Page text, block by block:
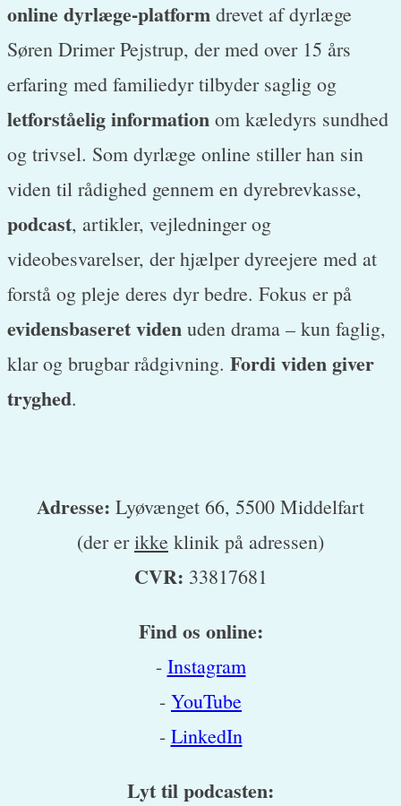
online dyrlæge-platform drevet af dyrlæge
Søren Drimer Pejstrup, der med over 15 års
erfaring med familiedyr tilbyder saglig og
letforståelig information om kæledyrs sundhed
og trivsel. Som dyrlæge online stiller han sin
viden til rådighed gennem en dyrebrevkasse,
podcast, artikler, vejledninger og
videobesvarelser, der hjælper dyreejere med at
forstå og pleje deres dyr bedre. Fokus er på
evidensbaseret viden uden drama – kun faglig,
klar og brugbar rådgivning. Fordi viden giver
tryghed.
Adresse: Lyøvænget 66, 5500 Middelfart
(der erikke klinik på adressen)
CVR: 33817681
Find os online:
- Instagram
- YouTube
- LinkedIn
Lyt til podcasten: